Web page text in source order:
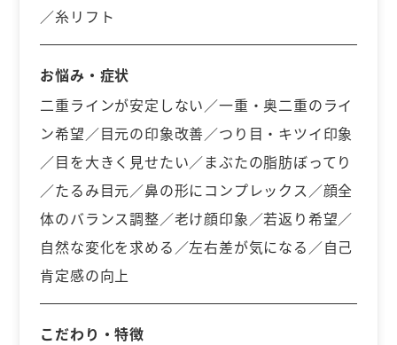
／糸リフト
お悩み・症状
二重ラインが安定しない／一重・奥二重のライ
ン希望／目元の印象改善／つり目・キツイ印象
／目を大きく見せたい／まぶたの脂肪ぼってり
／たるみ目元／鼻の形にコンプレックス／顔全
体のバランス調整／老け顔印象／若返り希望／
自然な変化を求める／左右差が気になる／自己
肯定感の向上
こだわり・特徴